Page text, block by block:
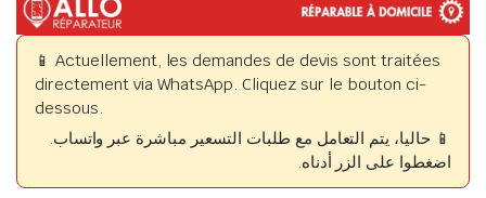
📱 Actuellement, les demandes de devis sont traitées
directement via WhatsApp. Cliquez sur le bouton ci-
dessous.
📱 حاليا، يتم التعامل مع طلبات التسعير مباشرة عبر واتساب.
اضغطوا على الزر أدناه.